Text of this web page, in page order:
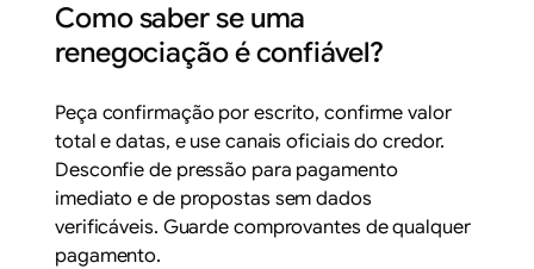
Como saber se uma
renegociação é confiável?
Peça confirmação por escrito, confirme valor
total e datas, e use canais oficiais do credor.
Desconfie de pressão para pagamento
imediato e de propostas sem dados
verificáveis. Guarde comprovantes de qualquer
pagamento.